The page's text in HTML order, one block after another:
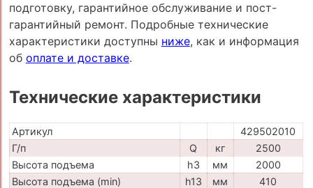
подготовку, гарантийное обслуживание и пост-
гарантийный ремонт. Подробные технические
характеристики доступны ниже, как и информация
об оплате и доставке.
Технические характеристики
Артикул
429502010
Г/п
Q кг
2500
Высота подъема
h3 мм
2000
Высота подъема (min)
h13 мм
410